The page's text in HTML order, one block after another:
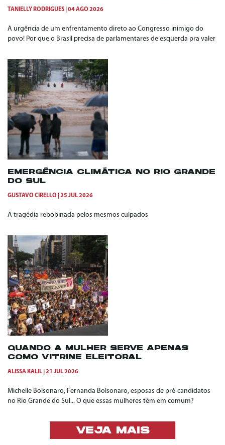
TANIELLY RODRIGUES 04 AGO 2026
A urgência de um enfrentamento direto ao Congresso inimigo do
povo! Por que o Brasil precisa de parlamentares de esquerda pra valer
EMERGÊNCIA CLIMÁTICA NO RIO GRANDE
DO SUL
GUSTAVO CIRELLO 25 JUL 2026
A tragédia rebobinada pelos mesmos culpados
QUANDO A MULHER SERVE APENAS
COMO VITRINE ELEITORAL
ALISSA KALIL 21 JUL 2026
Michelle Bolsonaro, Fernanda Bolsonaro, esposas de pré-candidatos
no Rio Grande do Sul... O que essas mulheres têm em comum?
VEJA MAIS